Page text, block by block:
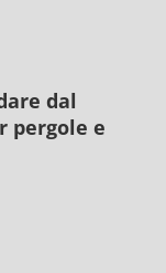
dal
pergole e